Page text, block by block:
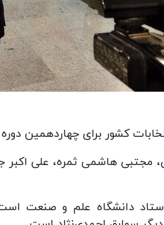
کشور برای چهاردهمین
مجتبی هاشمی ثمره، علی اکبر
دانشگاه علم و صنعت